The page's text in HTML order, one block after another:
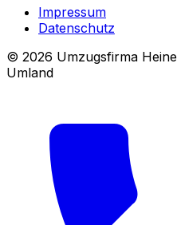
Impressum
Datenschutz
© 2026 Umzugsfirma
Umland